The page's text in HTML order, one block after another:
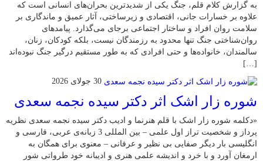
به گزارش کلام قلم، جنگ یکی از شدیدترین بحران‌های انسانی است که
علاوه بر خسارات جانی، اقتصادی و زیرساختی، آثار عمیق و ماندگاری بر
سلامت روان افراد و ساختار اجتماعی برجای می‌گذارد. پیامدهای
روان‌شناختی جنگ تنها محدود به رزمندگان نیست، بلکه کودکان، زنان،
سالمندان، خانواده‌ها و حتی افرادی که به طور مستقیم درگیر جنگ نبوده‌اند
[…]
30 جولای 2026
شوره زار اشک اثر دکتر سیده نجمه سعدی
«دکلمه شوره زار اشک با قلم هنرنما و ادیب دکتر سیده نجمه سعدی نظریه
پرداز و شخصیت تراز اول علمی – بین المللی 3 زبانه‌ی عربی، فارسی و
انگلیسی بار دیگر صفایی بی نظیر و عرفانی – معنوی برای همگان به
ارمغان آورد و با خرد و اندیشه علمی هنری و ادیبانه خود طرواتی شور